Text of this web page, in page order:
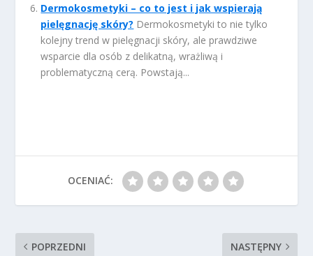
Dermokosmetyki – co to jest i jak wspierają
pielęgnację skóry? Dermokosmetyki to nie tylko
kolejny trend w pielęgnacji skóry, ale prawdziwe
wsparcie dla osób z delikatną, wrażliwą i
problematyczną cerą. Powstają...
OCENIAĆ:
POPRZEDNI NASTĘPNY